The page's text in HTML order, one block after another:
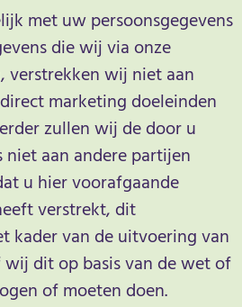
met uw persoonsgegevens
die wij via onze
verstrekken wij niet aan
marketing doeleinden
zullen wij de door u
aan andere partijen
u hier voorafgaande
verstrekt, dit
kader van de uitvoering van
dit op basis van de wet of
of moeten doen.